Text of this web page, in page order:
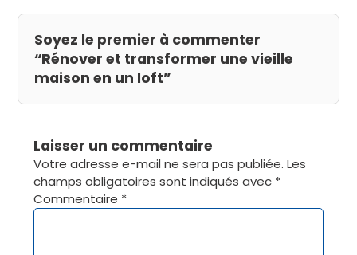
Soyez le premier à commenter
“Rénover et transformer une vieille
maison en un loft”
Laisser un commentaire
Votre adresse e-mail ne sera pas publiée. Les
champs obligatoires sont indiqués avec *
Commentaire *